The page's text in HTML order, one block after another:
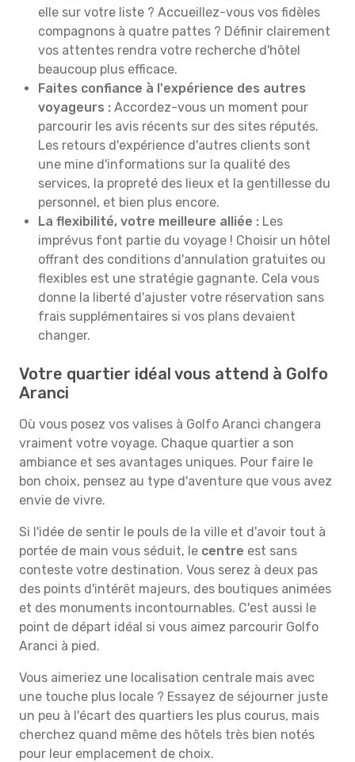
elle sur votre liste ? Accueillez-vous vos fidèles
compagnons à quatre pattes ? Définir clairement
vos attentes rendra votre recherche d'hôtel
beaucoup plus efficace.
Faites confiance à l'expérience des autres
voyageurs : Accordez-vous un moment pour
parcourir les avis récents sur des sites réputés.
Les retours d'expérience d'autres clients sont
une mine d'informations sur la qualité des
services, la propreté des lieux et la gentillesse du
personnel, et bien plus encore.
La flexibilité, votre meilleure alliée : Les
imprévus font partie du voyage ! Choisir un hôtel
offrant des conditions d'annulation gratuites ou
flexibles est une stratégie gagnante. Cela vous
donne la liberté d'ajuster votre réservation sans
frais supplémentaires si vos plans devaient
changer.
Votre quartier idéal vous attend à Golfo
Aranci
Où vous posez vos valises à Golfo Aranci changera
vraiment votre voyage. Chaque quartier a son
ambiance et ses avantages uniques. Pour faire le
bon choix, pensez au type d'aventure que vous avez
envie de vivre.
Si l'idée de sentir le pouls de la ville et d'avoir tout à
portée de main vous séduit, le centre est sans
conteste votre destination. Vous serez à deux pas
des points d'intérêt majeurs, des boutiques animées
et des monuments incontournables. C'est aussi le
point de départ idéal si vous aimez parcourir Golfo
Aranci à pied.
Vous aimeriez une localisation centrale mais avec
une touche plus locale ? Essayez de séjourner juste
un peu à l'écart des quartiers les plus courus, mais
cherchez quand même des hôtels très bien notés
pour leur emplacement de choix.